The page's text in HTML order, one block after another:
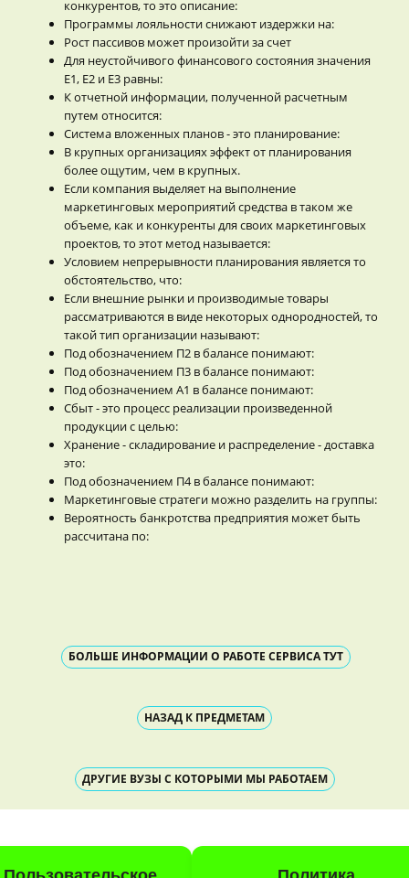
конкурентов, то это описание:
Программы лояльности снижают издержки на:
Рост пассивов может произойти за счет
Для неустойчивого финансового состояния значения
Е1, Е2 и Е3 равны:
К отчетной информации, полученной расчетным
путем относится:
Система вложенных планов - это планирование:
В крупных организациях эффект от планирования
более ощутим, чем в крупных.
Если компания выделяет на выполнение
маркетинговых мероприятий средства в таком же
объеме, как и конкуренты для своих маркетинговых
проектов, то этот метод называется:
Условием непрерывности планирования является то
обстоятельство, что:
Если внешние рынки и производимые товары
рассматриваются в виде некоторых однородностей, то
такой тип организации называют:
Под обозначением П2 в балансе понимают:
Под обозначением П3 в балансе понимают:
Под обозначением А1 в балансе понимают:
Сбыт - это процесс реализации произведенной
продукции с целью:
Хранение - складирование и распределение - доставка
это:
Под обозначением П4 в балансе понимают:
Маркетинговые стратеги можно разделить на группы:
Вероятность банкротства предприятия может быть
рассчитана по:
БОЛЬШЕ ИНФОРМАЦИИ О РАБОТЕ СЕРВИСА ТУТ
НАЗАД К ПРЕДМЕТАМ
ДРУГИЕ ВУЗЫ С КОТОРЫМИ МЫ РАБОТАЕМ